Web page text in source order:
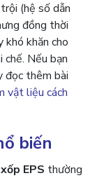
(hệ số dẫn
đồng thời
khăn cho
chế. Nếu bạn
đọc thêm bài
vật liệu cách
biến
EPS thường